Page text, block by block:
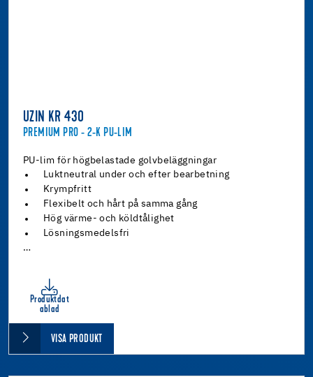
UZIN KR 430
PREMIUM PRO - 2-K PU-LIM
PU-lim för högbelastade golvbeläggningar
Luktneutral under och efter bearbetning
Krympfritt
Flexibelt och hårt på samma gång
Hög värme- och köldtålighet
Lösningsmedelsfri
…
Produktdat
ablad
VISA PRODUKT